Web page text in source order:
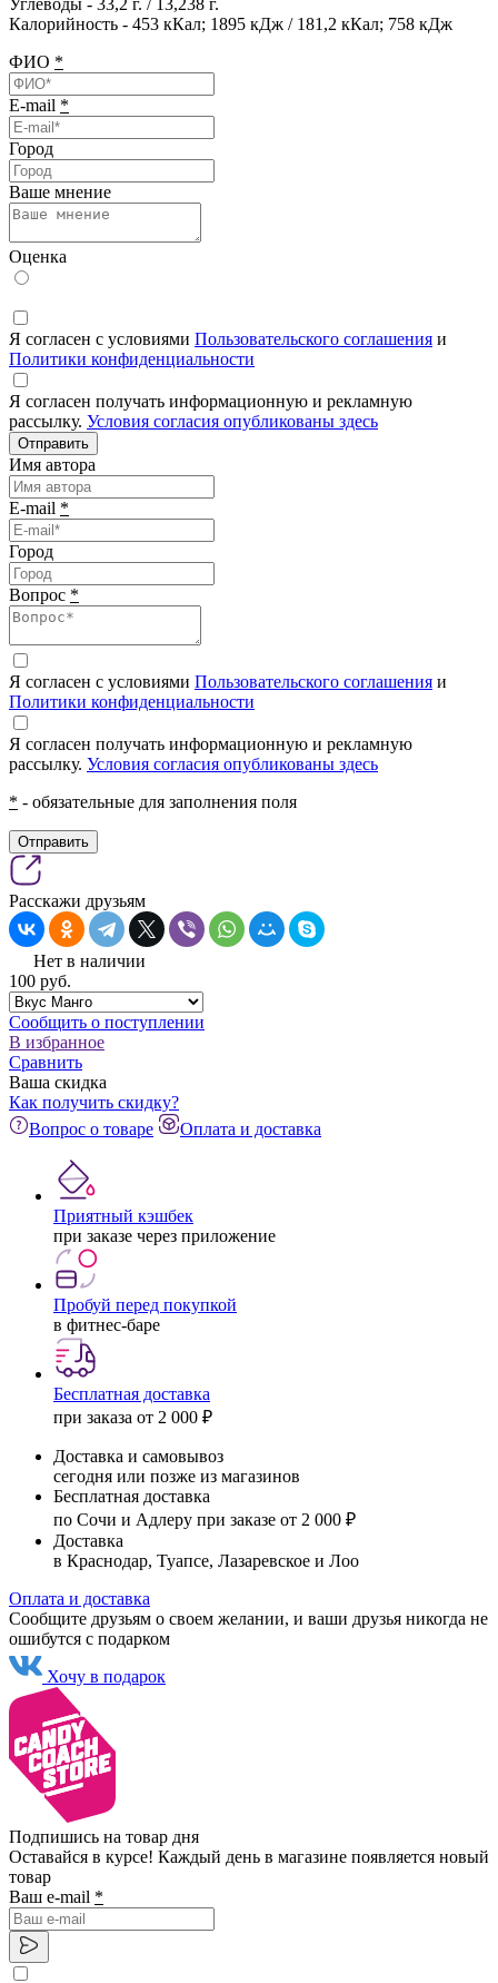
Калорийность - 453 кКал; 1895 кДж / 181,2 кКал; 758 кДж
ФИО *
E-mail *
Город
Ваше мнение
Оценка
Я согласен с условиями Пользовательского соглашения и
Политики конфиденциальности
Я согласен получать информационную и рекламную
рассылку. Условия согласия опубликованы здесь
Отправить
Имя автора
E-mail *
Город
Вопрос *
Я согласен с условиями Пользовательского соглашения и
Политики конфиденциальности
Я согласен получать информационную и рекламную
рассылку. Условия согласия опубликованы здесь
* - обязательные для заполнения поля
Отправить
Расскажи друзьям
Нет в наличии
100 pуб.
Сообщить о поступлении
В избранное
Сравнить
Ваша скидка
Как получить скидку?
Вопрос о товаре
Оплата и доставка
Приятный кэшбек
при заказе через приложение
Пробуй перед покупкой
в фитнес-баре
Бесплатная доставка
при заказа от 2 000 ₽
Доставка и самовывоз
сегодня или позже из магазинов
Бесплатная доставка
по Сочи и Адлеру при заказе от 2 000 ₽
Доставка
в Краснодар, Туапсе, Лазаревское и Лоо
Оплата и доставка
Сообщите друзьям о своем желании, и ваши друзья никогда не
ошибутся с подарком
Хочу в подарок
Подпишись на товар дня
Оставайся в курсе! Каждый день в магазине появляется новый
товар
Ваш e-mail *